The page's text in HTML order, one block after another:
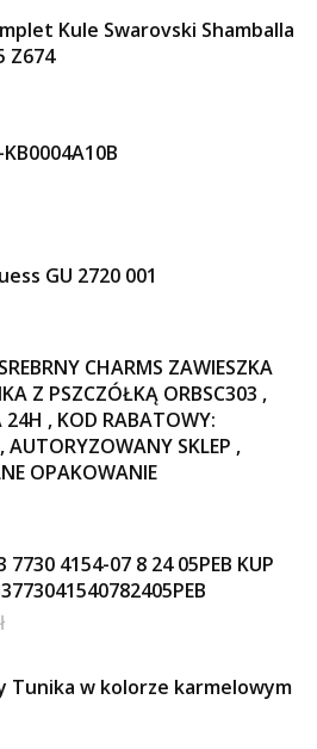
Kule Swarovski Shamballa
Z674
GU 2720 001
CHARMS ZAWIESZKA
Z PSZCZÓŁKĄ ORBSC303 ,
24H , KOD RABATOWY:
AUTORYZOWANY SKLEP ,
OPAKOWANIE
7730 4154-07 8 24 05PEB KUP
Tunika w kolorze karmelowym